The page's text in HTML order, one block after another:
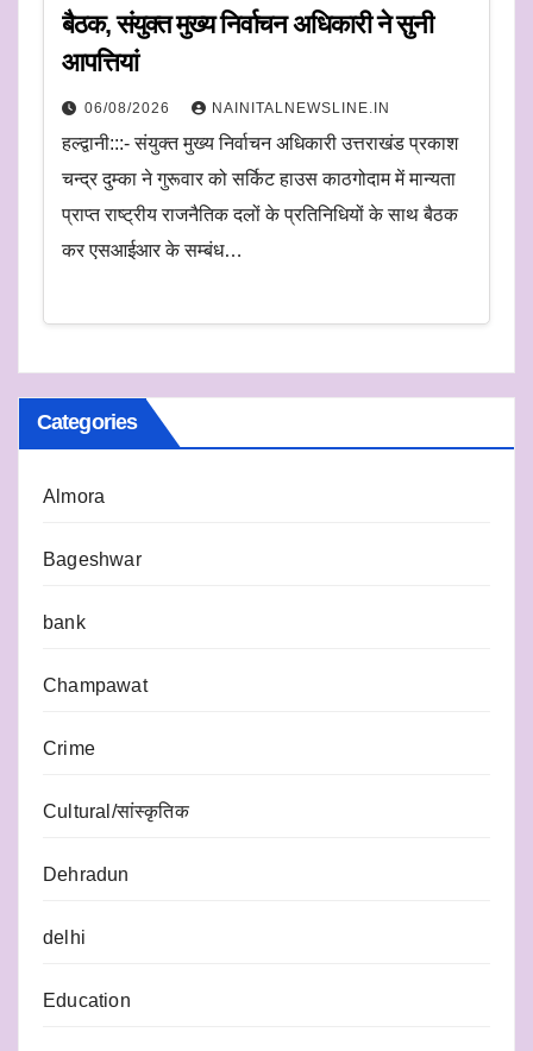
बैठक, संयुक्त मुख्य निर्वाचन अधिकारी ने सुनी
आपत्तियां
06/08/2026 NAINITALNEWSLINE.IN
हल्द्वानी:::- संयुक्त मुख्य निर्वाचन अधिकारी उत्तराखंड प्रकाश
चन्द्र दुम्का ने गुरूवार को सर्किट हाउस काठगोदाम में मान्यता
प्राप्त राष्ट्रीय राजनैतिक दलों के प्रतिनिधियों के साथ बैठक
कर एसआईआर के सम्बंध…
Categories
Almora
Bageshwar
bank
Champawat
Crime
Cultural/सांस्कृतिक
Dehradun
delhi
Education